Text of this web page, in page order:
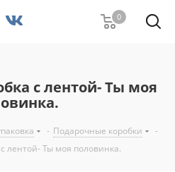
0
с лентой- Ты моя
- Подарочные коробки
-
лентой- Ты моя половинка.